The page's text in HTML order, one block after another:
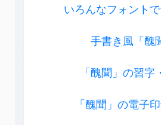
いろんなフォントで
手書き風「醜
「醜聞」の習字
「醜聞」の電子